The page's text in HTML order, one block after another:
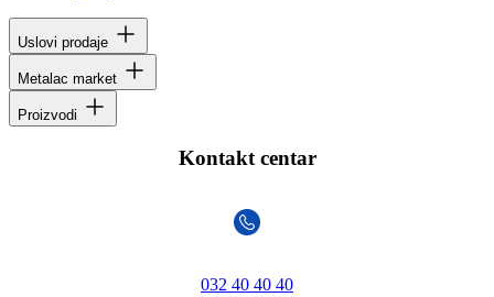
Uslovi prodaje
Metalac market
Proizvodi
Kontakt centar
032 40 40 40